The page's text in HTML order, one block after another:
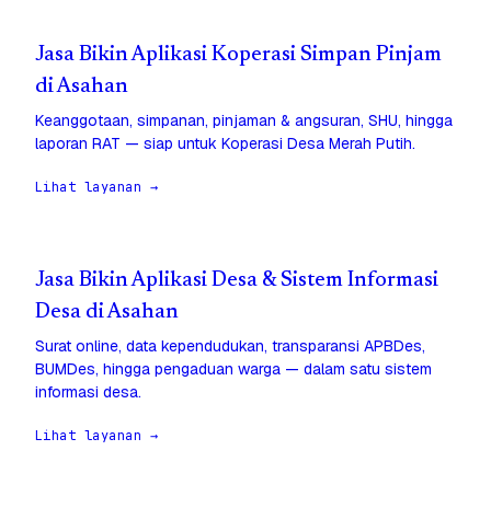
Jasa Bikin Aplikasi Koperasi Simpan Pinjam
di Asahan
Keanggotaan, simpanan, pinjaman & angsuran, SHU, hingga
laporan RAT — siap untuk Koperasi Desa Merah Putih.
Lihat layanan →
Jasa Bikin Aplikasi Desa & Sistem Informasi
Desa di Asahan
Surat online, data kependudukan, transparansi APBDes,
BUMDes, hingga pengaduan warga — dalam satu sistem
informasi desa.
Lihat layanan →